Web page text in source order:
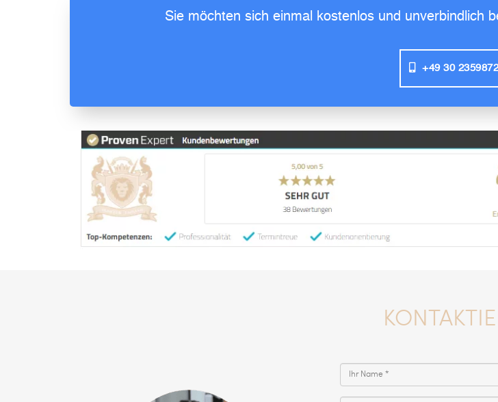
Sie möchten sich einmal kostenlos und unverbindlich
+49 30